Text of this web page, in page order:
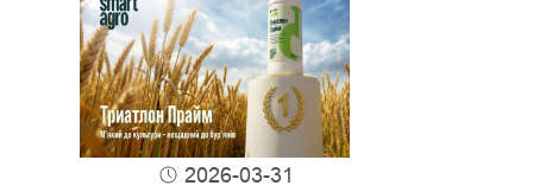
2026-03-31